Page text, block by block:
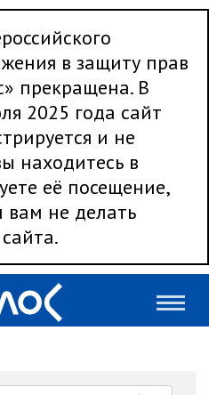
в защиту прав
прекращена. В
2025 года сайт
и не
находитесь в
её посещение,
не делать